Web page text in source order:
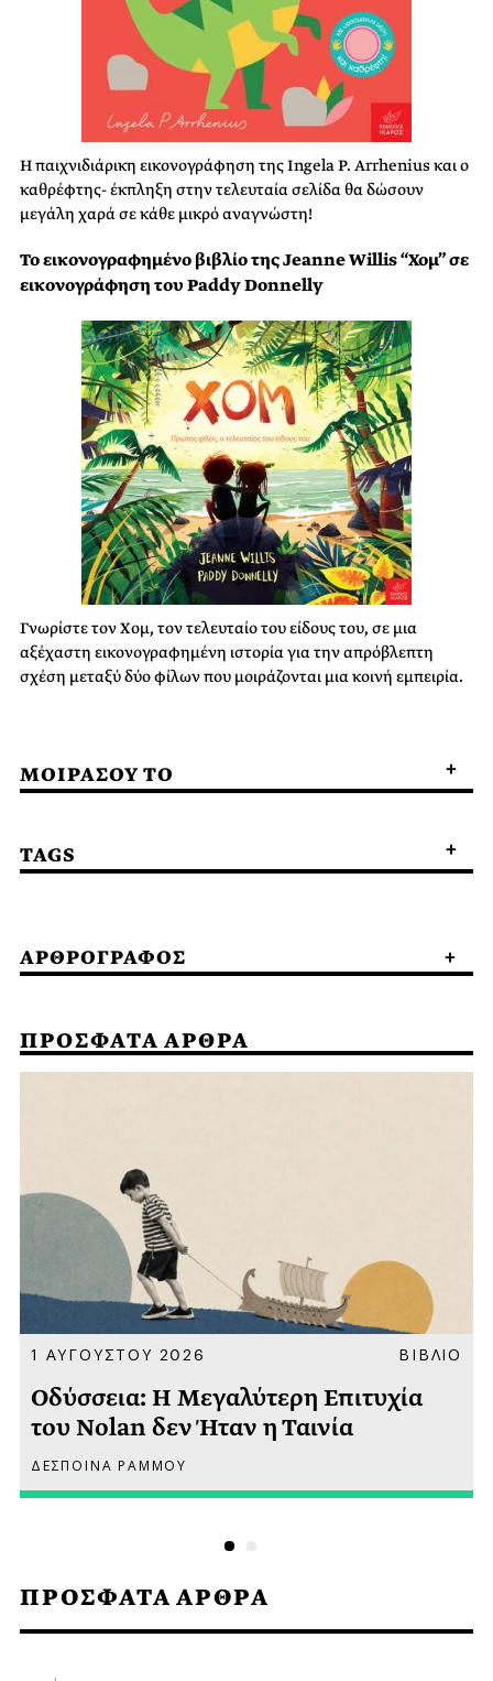
ΠΡΟΣΦΑΤΑ ΑΡΘΡΑ
Η παιχνιδιάρικη εικονογράφηση της Ingela P. Arrhenius και ο
καθρέφτης- έκπληξη στην τελευταία σελίδα θα δώσουν
μεγάλη χαρά σε κάθε μικρό αναγνώστη!
Το εικονογραφημένο βιβλίο της Jeanne Willis “Χομ” σε
εικονογράφηση του Paddy Donnelly
Γνωρίστε τον Χομ, τον τελευταίο του είδους του, σε μια
αξέχαστη εικονογραφημένη ιστορία για την απρόβλεπτη
σχέση μεταξύ δύο φίλων που μοιράζονται μια κοινή εμπειρία.
ΜΟΙΡΑΣΟΥ ΤΟ
TAGS
ΑΡΘΡΟΓΡΑΦΟΣ
ΠΡΟΣΦΑΤΑ ΑΡΘΡΑ
1 ΑΥΓΟΥΣΤΟΥ 2026 ΒΙΒΛΙΟ
Οδύσσεια: Η Μεγαλύτερη Επιτυχία
του Nolan δεν Ήταν η Ταινία
ΔΕΣΠΟΙΝΑ ΡΑΜΜΟΥ